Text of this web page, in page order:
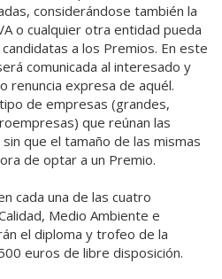
considerándose también la
o cualquier otra entidad pueda
a los Premios. En este
comunicada al interesado y
renuncia expresa de aquél.
de empresas (grandes,
que reúnan las
que el tamaño de las mismas
de optar a un Premio.
cada una de las cuatro
Medio Ambiente e
el diploma y trofeo de la
euros de libre disposición.